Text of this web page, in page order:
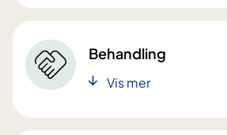
Behandling
Vis mer